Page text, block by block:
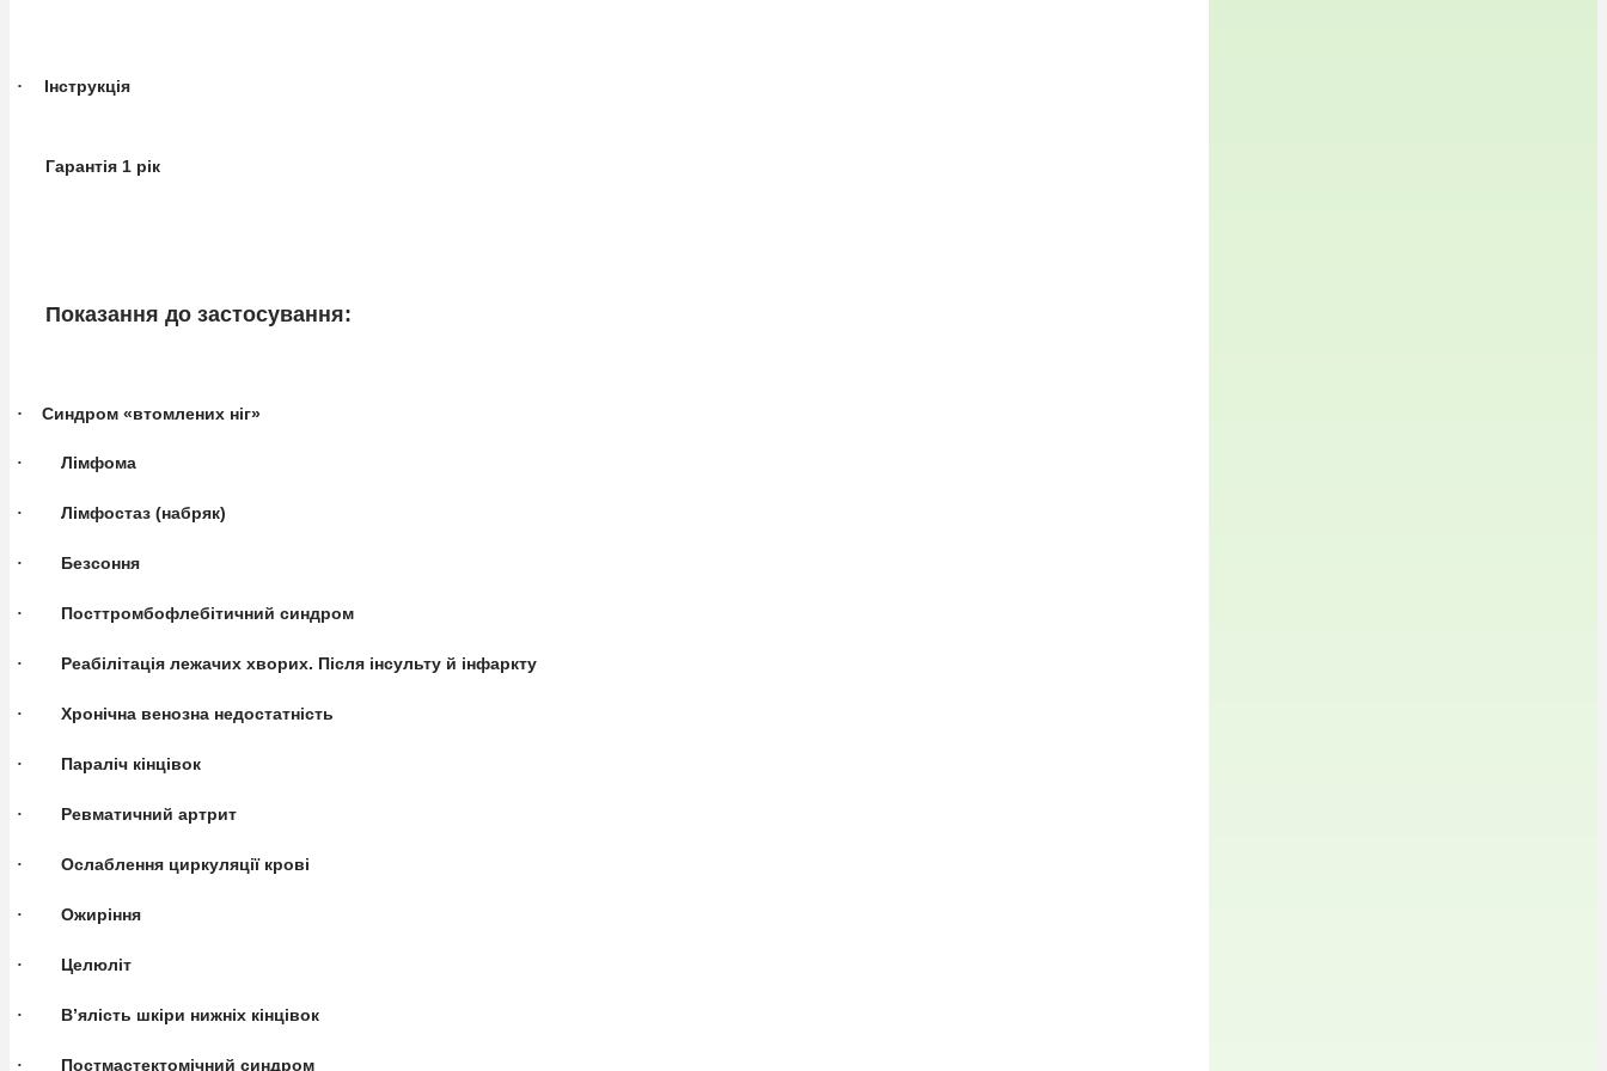
· Інструкція
Гарантія 1 рік
Показання до застосування:
· Синдром «втомлених ніг»
· Лімфома
· Лімфостаз (набряк)
· Безсоння
· Посттромбофлебітичний синдром
· Реабілітація лежачих хворих. Після інсульту й інфаркту
· Хронічна венозна недостатність
· Параліч кінцівок
· Ревматичний артрит
· Ослаблення циркуляції крові
· Ожиріння
· Целюліт
· В’ялість шкіри нижніх кінцівок
· Постмастектомічний синдром